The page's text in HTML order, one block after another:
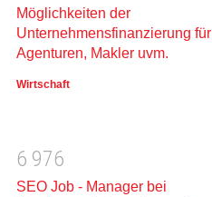
Möglichkeiten der
Unternehmensfinanzierung für
Agenturen, Makler uvm.
Wirtschaft
6 976
SEO Job - Manager bei